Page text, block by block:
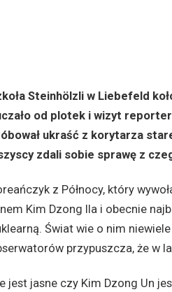
Steinhölzli w Liebefeld
od plotek i wizyt
ukraść z korytarza
zdali sobie sprawę z
z Północy, który
Kim Dzong Ila i obecnie
Świat wie o nim
przypuszcza, że ​​w
jest jasne czy Kim Dzong Un